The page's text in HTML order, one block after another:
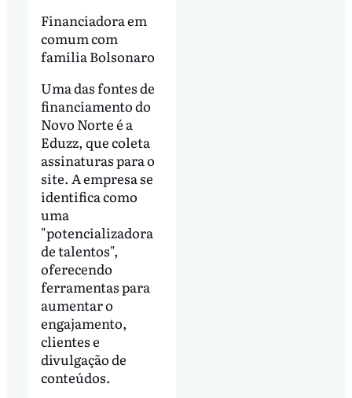
Financiadora em
comum com
família Bolsonaro
Uma das fontes de
financiamento do
Novo Norte é a
Eduzz, que coleta
assinaturas para o
site. A empresa se
identifica como
uma
"potencializadora
de talentos",
oferecendo
ferramentas para
aumentar o
engajamento,
clientes e
divulgação de
conteúdos.